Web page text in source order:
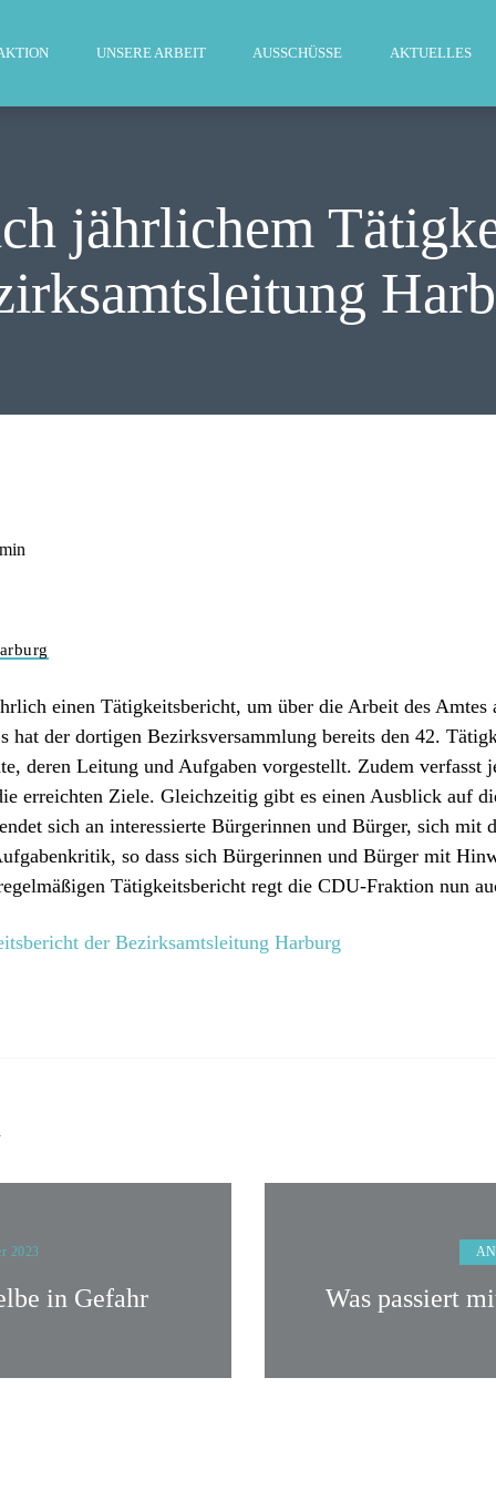
UNSERE ARBEIT AUSSCHÜSSE AKTUELLES
jährlichem
AKTUELLES
PRESSE
einen Tätigkeitsbericht, um über die Arbeit des Amtes
der dortigen Bezirksversammlung bereits den 42.
deren Leitung und Aufgaben vorgestellt. Zudem verfasst
erreichten Ziele. Gleichzeitig gibt es einen Ausblick auf
sich an interessierte Bürgerinnen und Bürger, sich
so dass sich Bürgerinnen und Bürger mit
Tätigkeitsbericht regt die CDU-Fraktion nun
der Bezirksamtsleitung Harburg
2023
in Gefahr Was passiert